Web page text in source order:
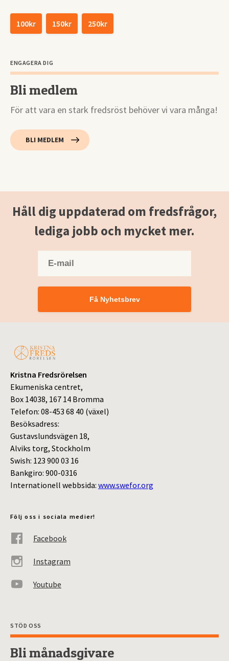
100kr 150kr 250kr
ENGAGERA DIG
Bli medlem
För att vara en stark fredsröst behöver vi vara många!
BLI MEDLEM
Håll dig uppdaterad om fredsfrågor,
lediga jobb och mycket mer.
Få Nyhetsbrev
Kristna Fredsrörelsen
Ekumeniska centret,
Box 14038, 167 14 Bromma
Telefon: 08-453 68 40 (växel)
Besöksadress:
Gustavslundsvägen 18,
Alviks torg, Stockholm
Swish: 123 900 03 16
Bankgiro: 900-0316
Internationell webbsida: www.swefor.org
Följ oss i sociala medier!
Facebook
Instagram
Youtube
STÖD OSS
Bli månadsgivare